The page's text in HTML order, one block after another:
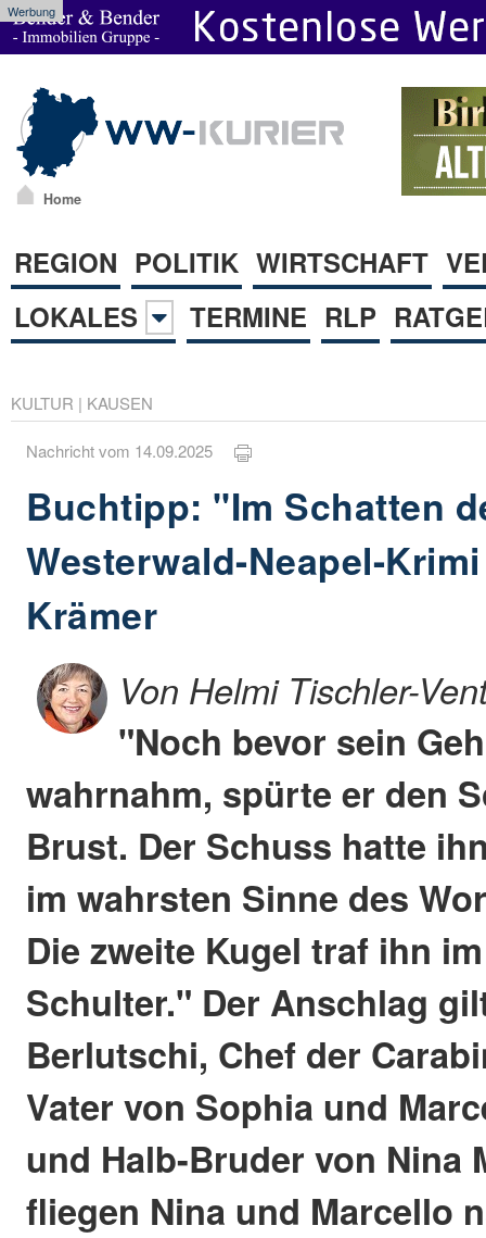
Werbung
Home
REGION POLITIK WIRTSCHAFT
LOKALES
TERMINE RLP
KULTUR | KAUSEN
Nachricht vom 14.09.2025
Buchtipp: "Im Schatten
Westerwald-Neapel-
Krämer
Von Helmi Tischler-
"Noch bevor sein
wahrnahm, spürte er den
Brust. Der Schuss hatte
im wahrsten Sinne des
Die zweite Kugel traf ihn
Schulter." Der Anschlag
Berlutschi, Chef der
Vater von Sophia und
und Halb-Bruder von Nina
fliegen Nina und Marcello